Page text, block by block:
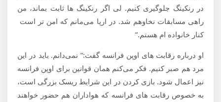
در رنکینگ جلوگیری کنیم. لی اگر رنکینگ ها ثابت بماند، من
راهی مسابقات نخاوهم شد. در ارپا می‌مانم که امن تر است
کنار خانواده ام هستم.”
او درباره رقابت های اوپن فرانسه گفت:” نمی‌دانم. باید در این
مرد هم صبر کنیم. فکر می‌کنم همان قوانین برای اوپن فرانسه
نیز اعمال شود. بازی کردن در این شرایط ریسک بزرگی است،
به خصوص رقابت های فرانسه که هواداران هم حضور خواهند